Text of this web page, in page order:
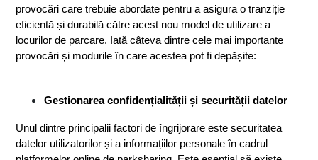
provocări care trebuie abordate pentru a asigura o tranziție
eficientă și durabilă către acest nou model de utilizare a
locurilor de parcare. Iată câteva dintre cele mai importante
provocări și modurile în care acestea pot fi depășite:
Gestionarea confidențialității și securității datelor
Unul dintre principalii factori de îngrijorare este securitatea
datelor utilizatorilor și a informațiilor personale în cadrul